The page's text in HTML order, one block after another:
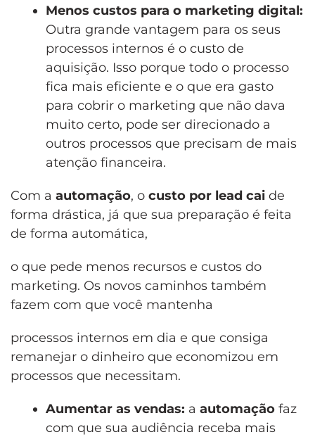
Menos custos para o marketing digital:
Outra grande vantagem para os seus
processos internos é o custo de
aquisição. Isso porque todo o processo
fica mais eficiente e o que era gasto
para cobrir o marketing que não dava
muito certo, pode ser direcionado a
outros processos que precisam de mais
atenção financeira.
Com a automação, o custo por lead cai de
forma drástica, já que sua preparação é feita
de forma automática,
o que pede menos recursos e custos do
marketing. Os novos caminhos também
fazem com que você mantenha
processos internos em dia e que consiga
remanejar o dinheiro que economizou em
processos que necessitam.
Aumentar as vendas: a automação faz
com que sua audiência receba mais